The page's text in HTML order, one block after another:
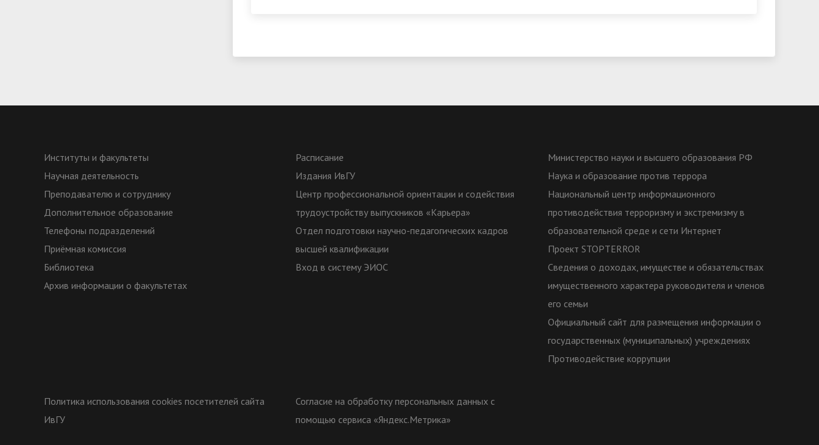
Институты и факультеты
Научная деятельность
Преподавателю и сотруднику
Дополнительное образование
Телефоны подразделений
Приёмная комиссия
Библиотека
Архив информации о факультетах
Расписание
Издания ИвГУ
Центр профессиональной ориентации и содействия
трудоустройству выпускников «Карьера»
Отдел подготовки научно-педагогических кадров
высшей квалификации
Вход в систему ЭИОС
Министерство науки и высшего образования РФ
Наука и образование против террора
Национальный центр информационного
противодействия терроризму и экстремизму в
образовательной среде и сети Интернет
Проект STOPTERROR
Сведения о доходах, имуществе и обязательствах
имущественного характера руководителя и членов
его семьи
Официальный сайт для размещения информации о
государственных (муниципальных) учреждениях
Противодействие коррупции
Политика использования cookies посетителей сайта
ИвГУ
Согласие на обработку персональных данных с
помощью сервиса «Яндекс.Метрика»